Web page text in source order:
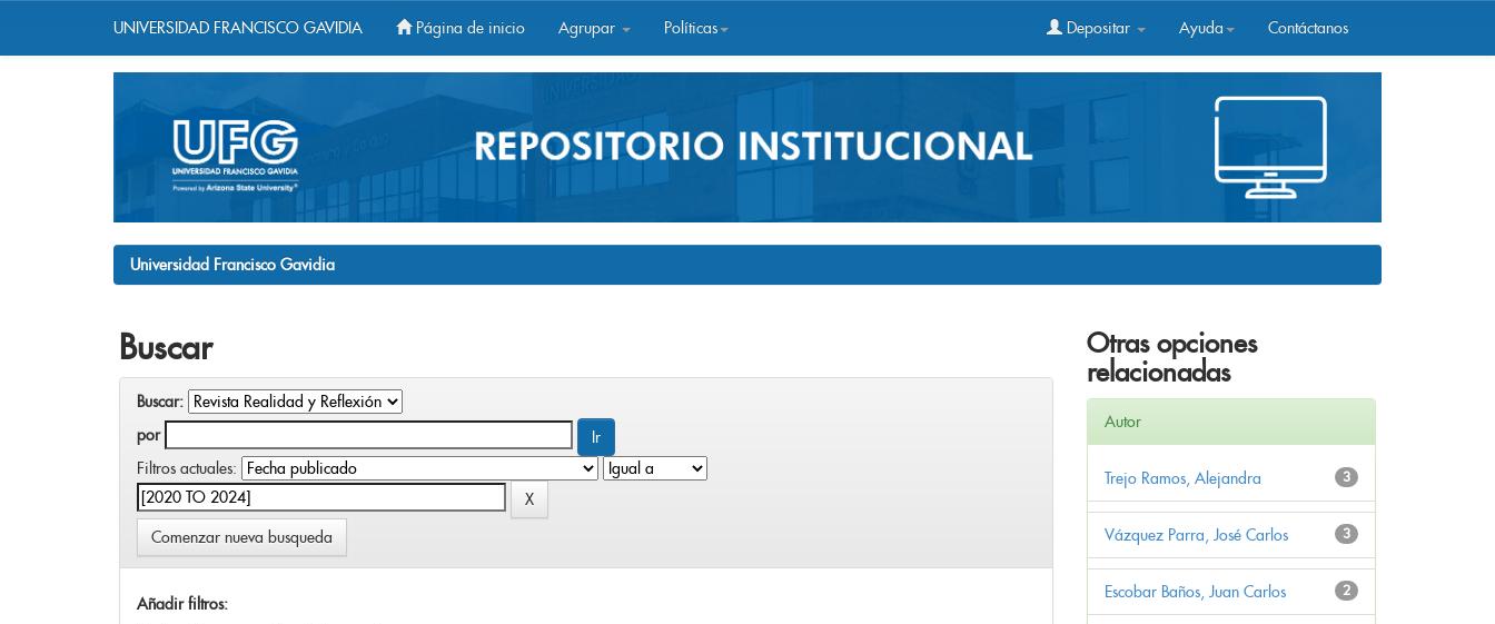
UNIVERSIDAD FRANCISCO GAVIDIA Página de inicio Agrupar Políticas Depositar Ayuda Contáctanos
Universidad Francisco Gavidia
Buscar
Buscar:
por
Filtros actuales:
Comenzar nueva busqueda
Añadir filtros:
Otras opciones
relacionadas
Autor
3
Trejo Ramos, Alejandra
3
Vázquez Parra, José Carlos
2
Escobar Baños, Juan Carlos